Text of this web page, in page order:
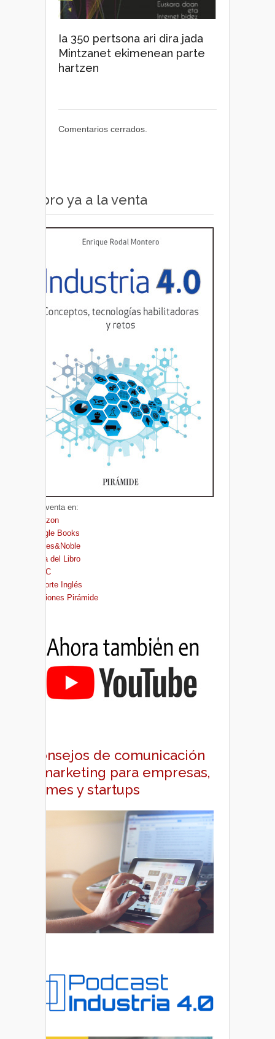
Ia 350 pertsona ari dira jada
Mintzanet ekimenean parte
hartzen
Comentarios cerrados.
Libro ya a la venta
A la venta en:
Amazon
Google Books
Barnes&Noble
Casa del Libro
FNAC
El Corte Inglés
Ediciones Pirámide
Consejos de comunicación
y marketing para empresas,
pymes y startups